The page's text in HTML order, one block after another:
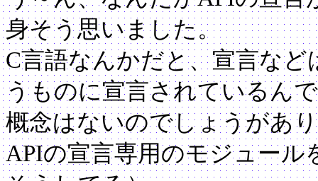
身そう思いました。
C言語なんかだと、宣言な
うものに宣言されているん
概念はないのでしょうがあ
APIの宣言専用のモジュー